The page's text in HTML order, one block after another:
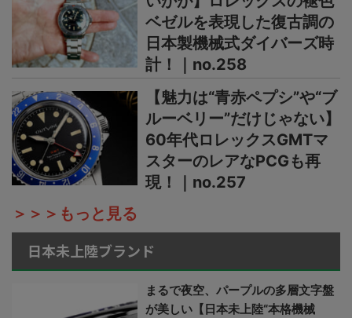
ベゼルを表現した復古調の
日本製機械式ダイバーズ時
計！｜no.258
【魅力は“青赤ペプシ”や“ブ
ルーベリー”だけじゃない】
60年代ロレックスGMTマ
スターのレアなPCGも再
現！｜no.257
＞＞＞もっと見る
日本未上陸ブランド
まるで夜空、パープルの多層文字盤
が美しい【日本未上陸“本格機械